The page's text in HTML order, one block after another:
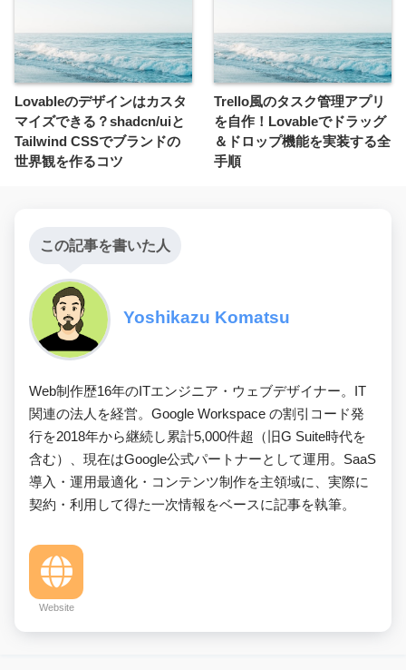
Lovableのデザインはカスタ
マイズできる？shadcn/uiと
Tailwind CSSでブランドの
世界観を作るコツ
Trello風のタスク管理アプリ
を自作！Lovableでドラッグ
＆ドロップ機能を実装する全
手順
この記事を書いた人
Yoshikazu Komatsu
Web制作歴16年のITエンジニア・ウェブデザイナー。IT
関連の法人を経営。Google Workspace の割引コード発
行を2018年から継続し累計5,000件超（旧G Suite時代を
含む）、現在はGoogle公式パートナーとして運用。SaaS
導入・運用最適化・コンテンツ制作を主領域に、実際に
契約・利用して得た一次情報をベースに記事を執筆。
Website